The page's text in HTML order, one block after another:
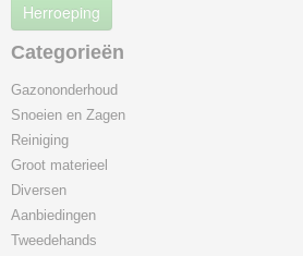
Herroeping
Categorieën
Gazononderhoud
Snoeien en Zagen
Reiniging
Groot materieel
Diversen
Aanbiedingen
Tweedehands